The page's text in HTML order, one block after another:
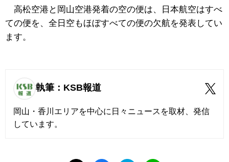
高松空港と岡山空港発着の空の便は、日本航空はすべ
ての便を、全日空もほぼすべての便の欠航を発表してい
ます。
執筆：KSB報道
岡山・香川エリアを中心に日々ニュースを取材、発信
しています。